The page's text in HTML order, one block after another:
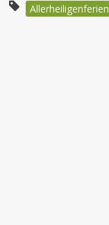
Allerheiligenferien